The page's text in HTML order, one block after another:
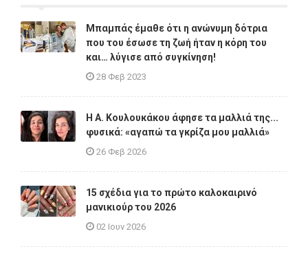
Μπαμπάς έμαθε ότι η ανώνυμη δότρια
που του έσωσε τη ζωή ήταν η κόρη του
και… λύγισε από συγκίνηση!
28 Φεβ 2023
Η A. Κουλουκάκου άφησε τα μαλλιά της...
φυσικά: «αγαπώ τα γκρίζα μου μαλλιά»
26 Φεβ 2026
15 σχέδια για το πρώτο καλοκαιρινό
μανικιούρ του 2026
02 Ιουν 2026